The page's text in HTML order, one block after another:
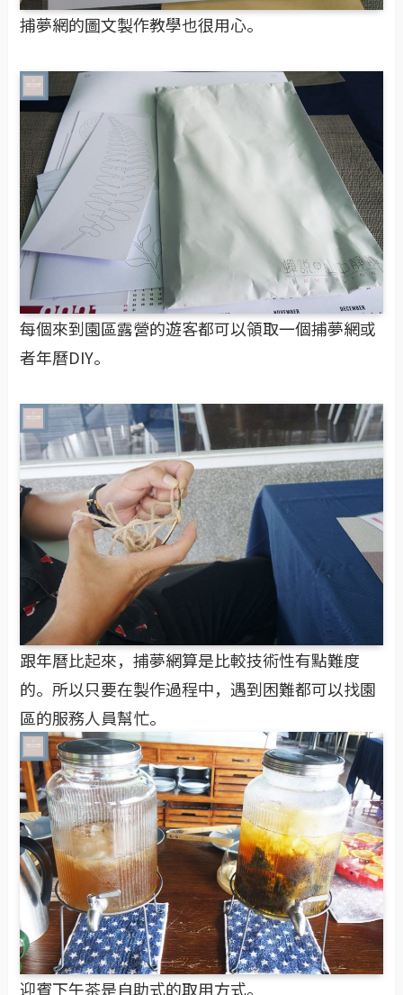
捕夢網的圖文製作教學也很用心。
每個來到園區露營的遊客都可以領取一個捕夢網或
者年曆DIY。
跟年曆比起來，捕夢網算是比較技術性有點難度
的。所以只要在製作過程中，遇到困難都可以找園
區的服務人員幫忙。
迎賓下午茶是自助式的取用方式。